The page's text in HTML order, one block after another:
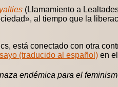
(Llamamiento a
al tiempo que la
está conectado con otra
(traducido al español) en
endémica para el